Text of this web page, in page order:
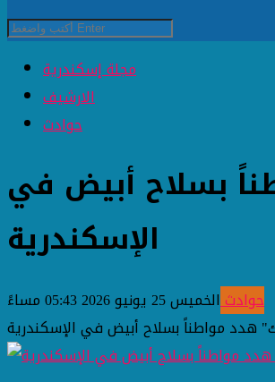
مجلة إسكندرية
الارشيف
حوادث
بسلاح أبيض في
الإسكندرية
حوادثالخميس 25 يونيو 2026 05:43 مساءً
مواطناً بسلاح أبيض في الإسكندرية